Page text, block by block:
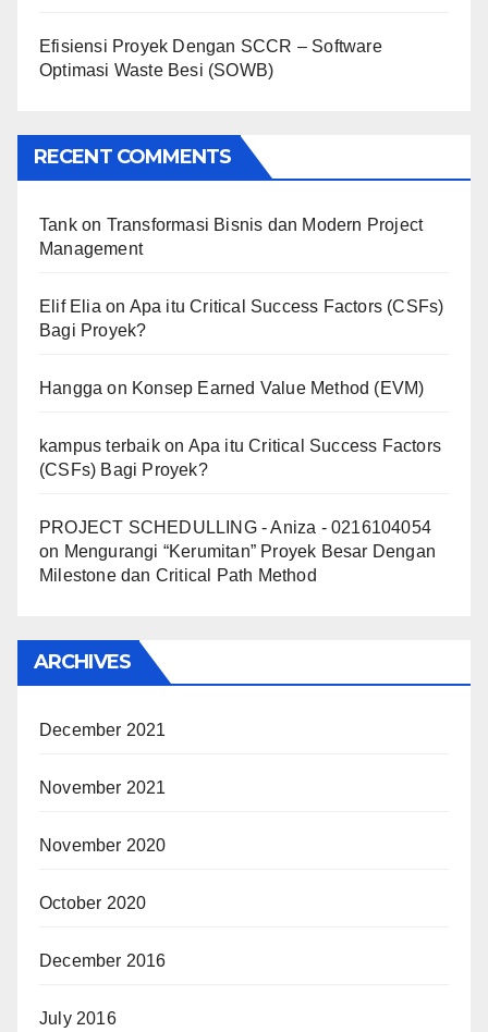
Efisiensi Proyek Dengan SCCR – Software
Optimasi Waste Besi (SOWB)
RECENT COMMENTS
Tankon Transformasi Bisnis dan Modern Project
Management
Elif Eliaon Apa itu Critical Success Factors (CSFs)
Bagi Proyek?
Hangga on Konsep Earned Value Method (EVM)
kampus terbaikon Apa itu Critical Success Factors
(CSFs) Bagi Proyek?
PROJECT SCHEDULLING - Aniza - 0216104054
on Mengurangi “Kerumitan” Proyek Besar Dengan
Milestone dan Critical Path Method
ARCHIVES
December 2021
November 2021
November 2020
October 2020
December 2016
July 2016